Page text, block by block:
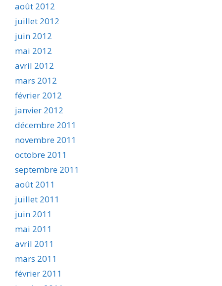
août 2012
juillet 2012
juin 2012
mai 2012
avril 2012
mars 2012
février 2012
janvier 2012
décembre 2011
novembre 2011
octobre 2011
septembre 2011
août 2011
juillet 2011
juin 2011
mai 2011
avril 2011
mars 2011
février 2011